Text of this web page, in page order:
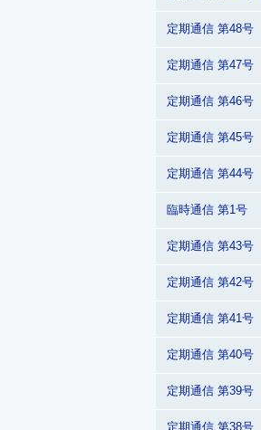
定期通信 第48号
定期通信 第47号
定期通信 第46号
定期通信 第45号
定期通信 第44号
臨時通信 第1号
定期通信 第43号
定期通信 第42号
定期通信 第41号
定期通信 第40号
定期通信 第39号
定期通信 第38号